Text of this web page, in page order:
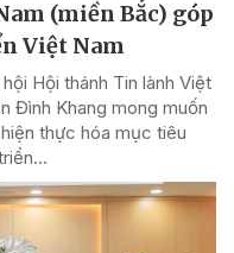
(miền Bắc) góp
Việt Nam
Hội thánh Tin lành Việt
Đình Khang mong muốn
thực hóa mục tiêu